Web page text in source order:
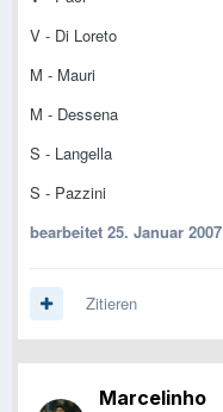
V - Di Loreto
M - Mauri
M - Dessena
S - Langella
S - Pazzini
bearbeitet 25. Januar 2007
Zitieren
Marcelinho